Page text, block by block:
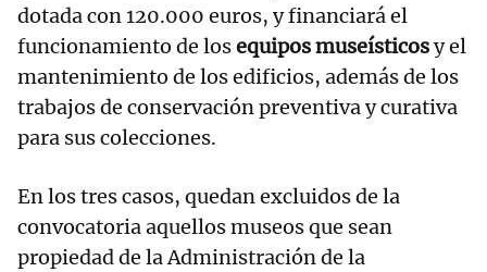
dotada con 120.000 euros, y financiará el
funcionamiento de losequipos museísticosy el
mantenimiento de los edificios, además de los
trabajos de conservación preventiva y curativa
para sus colecciones.
En los tres casos, quedan excluidos de la
convocatoria aquellos museos que sean
propiedad de la Administración de la